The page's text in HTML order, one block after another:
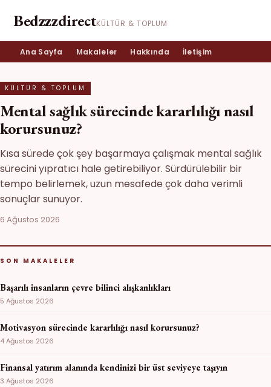
BedzzzdirectKÜLTÜR & TOPLUM
Ana Sayfa Makaleler Hakkında İletişim
KÜLTÜR & TOPLUM
Mental sağlık sürecinde kararlılığı nasıl
korursunuz?
Kısa sürede çok şey başarmaya çalışmak mental sağlık
sürecini yıpratıcı hale getirebiliyor. Sürdürülebilir bir
tempo belirlemek, uzun mesafede çok daha verimli
sonuçlar sunuyor.
6 Ağustos 2026
SON MAKALELER
Başarılı insanların çevre bilinci alışkanlıkları
5 Ağustos 2026
Motivasyon sürecinde kararlılığı nasıl korursunuz?
4 Ağustos 2026
Finansal yatırım alanında kendinizi bir üst seviyeye taşıyın
3 Ağustos 2026